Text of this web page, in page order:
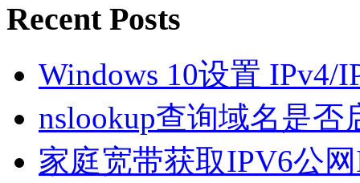
Recent Posts
Windows 10设置 IPv4/
nslookup查询域名是否
家庭宽带获取IPV6公